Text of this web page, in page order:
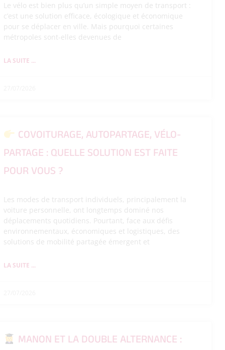
Le vélo est bien plus qu’un simple moyen de transport :
c’est une solution efficace, écologique et économique
pour se déplacer en ville. Mais pourquoi certaines
métropoles sont-elles devenues de
LA SUITE ...
COVOITURAGE, AUTOPARTAGE, VÉLO-
PARTAGE : QUELLE SOLUTION EST FAITE
POUR VOUS ?
Les modes de transport individuels, principalement la
voiture personnelle, ont longtemps dominé nos
déplacements quotidiens. Pourtant, face aux défis
environnementaux, économiques et logistiques, des
solutions de mobilité partagée émergent et
LA SUITE ...
MANON ET LA DOUBLE ALTERNANCE :